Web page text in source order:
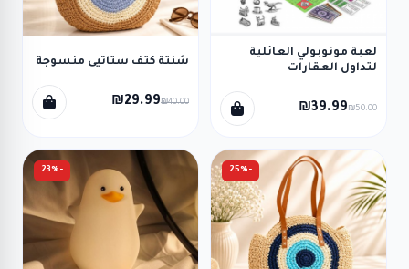
لعبة مونوبولي العائلية
لتداول العقارات
₪39.99₪50.00
شنتة كتف ستاتيى منسوجة
₪29.99₪40.00
-25%
-23%